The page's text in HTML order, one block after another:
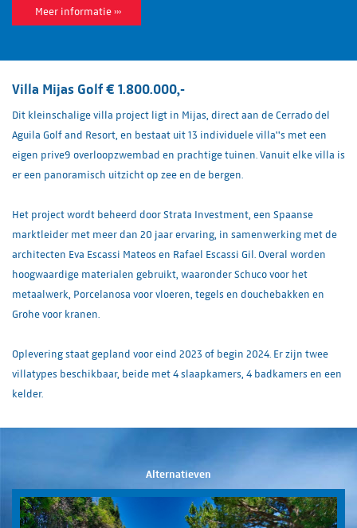
Meer informatie ›››
Villa Mijas Golf € 1.800.000,-
Dit kleinschalige villa project ligt in Mijas, direct aan de Cerrado del
Aguila Golf and Resort, en bestaat uit 13 individuele villa''s met een
eigen prive9 overloopzwembad en prachtige tuinen. Vanuit elke villa is
er een panoramisch uitzicht op zee en de bergen.
Het project wordt beheerd door Strata Investment, een Spaanse
marktleider met meer dan 20 jaar ervaring, in samenwerking met de
architecten Eva Escassi Mateos en Rafael Escassi Gil. Overal worden
hoogwaardige materialen gebruikt, waaronder Schuco voor het
metaalwerk, Porcelanosa voor vloeren, tegels en douchebakken en
Grohe voor kranen.
Oplevering staat gepland voor eind 2023 of begin 2024. Er zijn twee
villatypes beschikbaar, beide met 4 slaapkamers, 4 badkamers en een
kelder.
Alternatieven